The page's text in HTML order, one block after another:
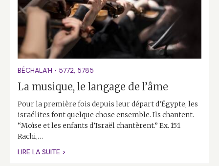
BÉCHALA'H • 5772, 5785
La musique, le langage de l’âme
Pour la première fois depuis leur départ d’Égypte, les
israélites font quelque chose ensemble. Ils chantent.
“Moïse et les enfants d’Israël chantèrent.” Ex. 15:1
Rachi,…
LIRE LA SUITE >